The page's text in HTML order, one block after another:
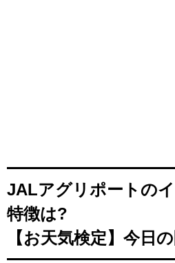
JALアグリポートのイ
特徴は?
【お天気検定】今日